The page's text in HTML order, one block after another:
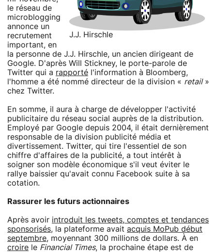
J.J. Hirschle
le réseau de
microblogging
annonce un
recrutement
important, en
la personne de J.J. Hirschle, un ancien dirigeant de
Google. D'après Will Stickney, le porte-parole de
Twitter qui a rapporté l'information à Bloomberg,
l'homme a été nommé directeur de la division « retail»
chez Twitter.
En somme, il aura à charge de développer l'activité
publicitaire du réseau social auprès de la distribution.
Employé par Google depuis 2004, il était dernièrement
responsable de la division publicité média et
divertissement. Twitter, qui tire l'essentiel de son
chiffre d'affaires de la publicité, a tout intérêt à
soigner son modèle économique s'il veut éviter le
rallye baissier qu'avait connu Facebook suite à sa
cotation.
Rassurer les futurs actionnaires
Après avoir introduit les tweets, comptes et tendances
sponsorisés, la plateforme avait acquis MoPub début
septembre, moyennant 300 millions de dollars. À en
croire le Financial Times, la prochaine étape est de